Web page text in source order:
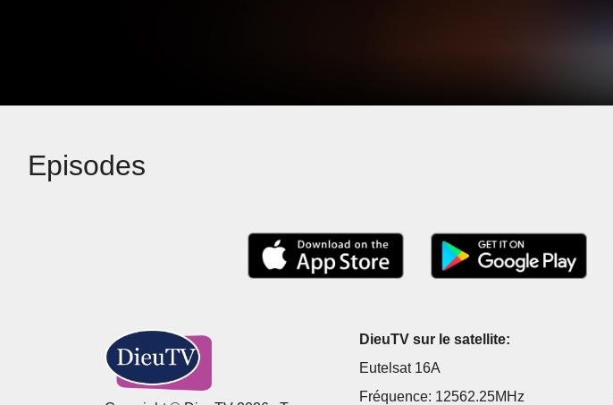
Episodes
DieuTV sur le satellite:
Eutelsat 16A
Fréquence: 12562.25MHz